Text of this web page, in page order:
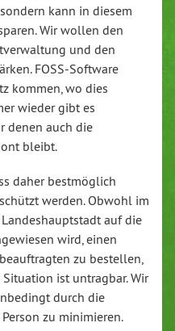
kann in diesem
Wir wollen den
und den
FOSS-Software
kommen, wo dies
wieder gibt es
denen auch die
bleibt.
daher bestmöglich
werden. Obwohl im
auf die
wird, einen
zu bestellen,
ist untragbar. Wir
durch die
zu minimieren.